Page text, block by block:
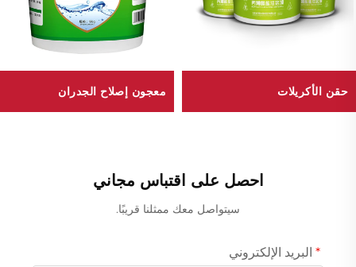
حقن الأكريلات معجون إصلاح الجدران
احصل على اقتباس مجاني
سيتواصل معك ممثلنا قريبًا.
البريد الإلكتروني